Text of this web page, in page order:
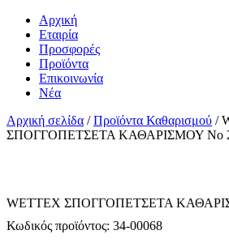
Αρχική
Εταιρία
Προσφορές
Προϊόντα
Επικοινωνία
Νέα
Αρχική σελίδα /Προϊόντα Καθαρισμού /
ΣΠΟΓΓΟΠΕΤΣΕΤΑ ΚΑΘΑΡΙΣΜΟΥ Νο
WETTEX ΣΠΟΓΓΟΠΕΤΣΕΤΑ
Κωδικός προϊόντος: 34-00068